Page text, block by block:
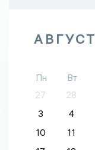
АВГУСТ
Пн Вт
27
28
3
4
10
11